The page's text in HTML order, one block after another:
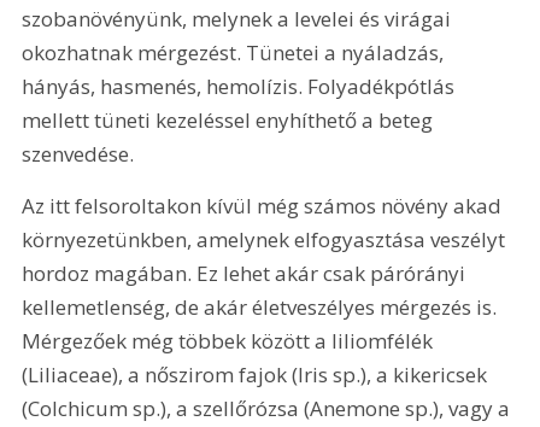
szobanövényünk, melynek a levelei és virágai
okozhatnak mérgezést. Tünetei a nyáladzás,
hányás, hasmenés, hemolízis. Folyadékpótlás
mellett tüneti kezeléssel enyhíthető a beteg
szenvedése.
Az itt felsoroltakon kívül még számos növény akad
környezetünkben, amelynek elfogyasztása veszélyt
hordoz magában. Ez lehet akár csak párórányi
kellemetlenség, de akár életveszélyes mérgezés is.
Mérgezőek még többek között a liliomfélék
(Liliaceae), a nőszirom fajok (Iris sp.), a kikericsek
(Colchicum sp.), a szellőrózsa (Anemone sp.), vagy a